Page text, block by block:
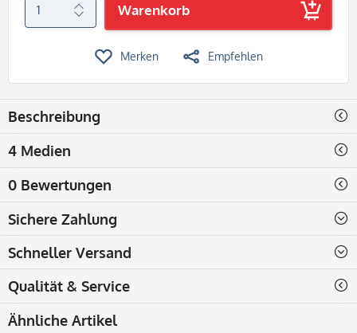
Warenkorb
Merken Empfehlen
Beschreibung
4 Medien
0 Bewertungen
Sichere Zahlung
Schneller Versand
Qualität & Service
Ähnliche Artikel